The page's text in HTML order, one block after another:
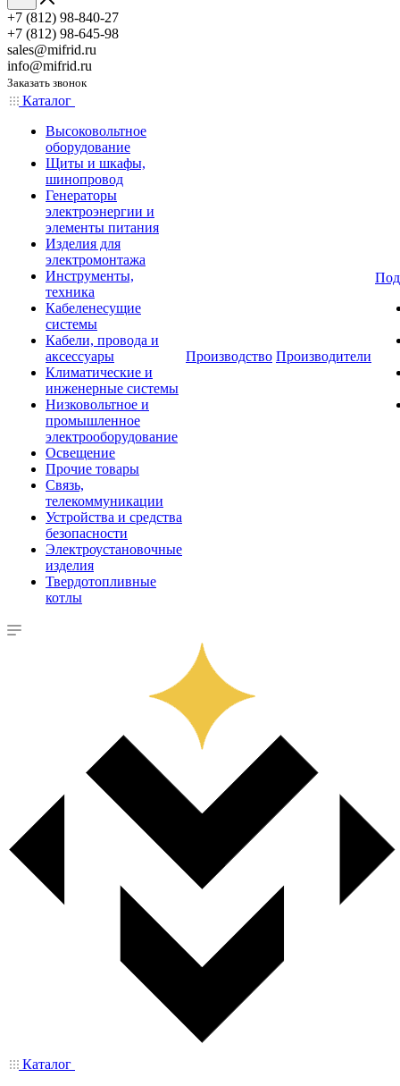
+7 (812) 98-840-27
+7 (812) 98-645-98
sales@mifrid.ru
info@mifrid.ru
Заказать звонок
Каталог
Высоковольтное
оборудование
Щиты и шкафы,
шинопровод
Генераторы
электроэнергии и
элементы питания
Изделия для
электромонтажа
Инструменты,
техника
Кабеленесущие
системы
Кабели, провода и
аксессуары
Климатические и
инженерные системы
Низковольтное и
промышленное
электрооборудование
Освещение
Прочие товары
Связь,
телекоммуникации
Устройства и средства
безопасности
Электроустановочные
изделия
Твердотопливные
котлы
Производство Производители
Каталог